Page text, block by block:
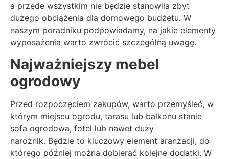
a przede wszystkim nie będzie stanowiła zbyt
dużego obciążenia dla domowego budżetu. W
naszym poradniku podpowiadamy, na jakie elementy
wyposażenia warto zwrócić szczególną uwagę.
Najważniejszy mebel
ogrodowy
Przed rozpoczęciem zakupów, warto przemyśleć, w
którym miejscu ogrodu, tarasu lub balkonu stanie
sofa ogrodowa, fotel lub nawet duży
narożnik. Będzie to kluczowy element aranżacji, do
którego później można dobierać kolejne dodatki. W